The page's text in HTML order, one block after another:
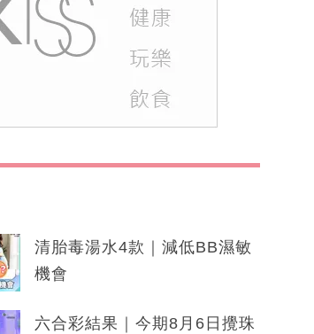
清胎毒湯水4款｜減低BB濕敏
機會
六合彩結果｜今期8月6日攪珠